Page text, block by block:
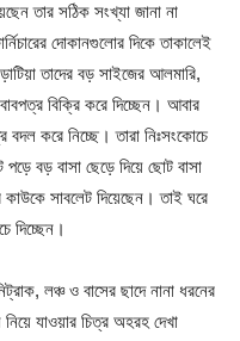
তার সঠিক সংখ্যা জানা না
দোকানগুলোর দিকে তাকালেই
তাদের বড় সাইজের আলমারি,
বিক্রি করে দিচ্ছেন। আবার
করে নিচ্ছে। তারা নিঃসংকোচে
বড় বাসা ছেড়ে দিয়ে ছোট বাসা
কাউকে সাবলেট দিয়েছেন। তাই ঘরে
দিচ্ছেন।
লঞ্চ ও বাসের ছাদে নানা ধরনের
যাওয়ার চিত্র অহরহ দেখা